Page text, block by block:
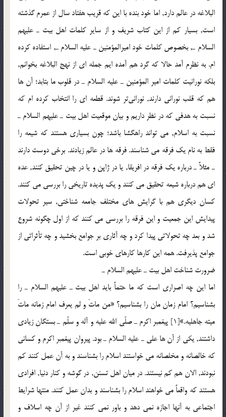
البلاغه در عالم دارد, اما خود بنده با اين كه قريب هفتاد سال از عمرم گذشته
است, بسيار كم از اين كتاب شريف و از ساير كلمات اهل بيت ـ عليهم
السلام ـ, بخصوص كلمات خود اميرالمؤمنين ـ عليه السلام ـ, استفاده كرده
ام. به نظرم آمد حالا كه گرد هم آمده ايم جمله اي از نهج البلاغه بخوانم,
بلكه نورانيت كلمات امير المؤمنين ـ عليه السلام ـ در قلوب ما بتابد؛ آن ها
هم كه قلب نوراني دارند, نوراني‌تر شوند. قطعه اي را انتخاب كرده ام كه
نسبت به هدفي كه در نظر داريم و بيان موقعيت اهل بيت ـ عليهم السلام ـ
نسبت به اسلام, مي تواند راهگشا باشد؛ چون بسياري هستند كه شيعه را
فقط به نام يك فرقه مي شناسند. فرقه ها در عالم زيادند. برخي دوست دارند
ـ مثلاً ـ درباره يك فرقه در افريقا, يا در ژاپن و يا در چين تحقيق كنند, عده
اي هم درباره شيعه تحقيق مي كنند و يك پديده تاريخي را بررسي مي كنند.
كسان ديگري هم با گرايش هاي مختلف جامعه شناختي, سير تحولات
پيدايش اين جمعيت و اين فرقه را بررسي مي كنند كه از اول چگونه شروع
شد و بعد چه تحولاتي پيدا كرد و چه آثاري بر جوامع بخشيد و چه تأثراتي از
جوامع پذيرفت. همه اين كارها كارهاي خوبي است.
ضرورت شناخت اهل بيت ـ عليهم السلام ـ
اما اين چه اصراري است كه ما حتماً بايد اهل بيت ـ عليهم السلام ـ را
بشناسيم؟ امام زمان مان را بشناسيم؟ «من ماتَ و لم يعرف امام زمانه ماتَ
ميته جاهليه.»[1] پيغمبر اكرم ـ صلّي الله عليه و آله و سلّم ـ بستگان زيادي
داشتند, يكي از آن ها علي ـ عليه السلام ـ بود. پيروان پيغمبر اكرم و كساني
كه خالصانه و مخلصانه مي خواستند اسلام را بشناسند و به آن عمل كنند كم
نبودند, الان هم كم نيستند. در ميان اهل تسنن, در گوشه و كنار دنيا, افرادي
هستند كه واقعاً مي خواهند اسلام را بشناسند و بدان عمل كنند. منتها شرايط
اجتماعي به آنها اجازه نمي دهد و باور نمي كنند غير از آن چه اسلاف و